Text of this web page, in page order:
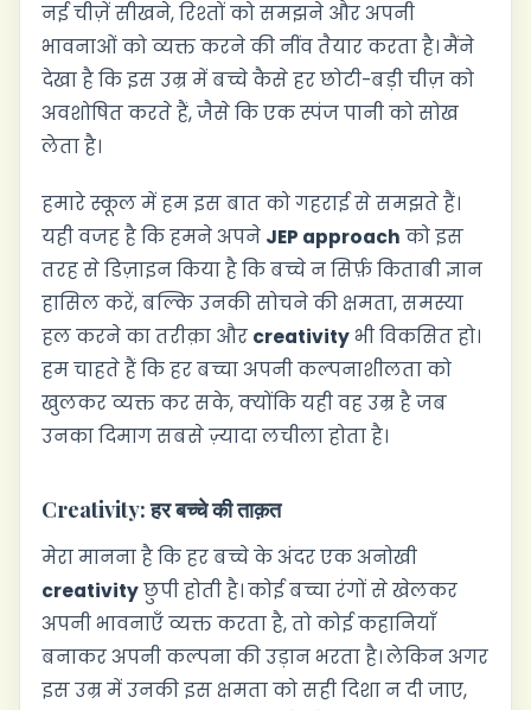
नई चीज़ें सीखने, रिश्तों को समझने और अपनी
भावनाओं को व्यक्त करने की नींव तैयार करता है। मैंने
देखा है कि इस उम्र में बच्चे कैसे हर छोटी-बड़ी चीज़ को
अवशोषित करते हैं, जैसे कि एक स्पंज पानी को सोख
लेता है।
हमारे स्कूल में हम इस बात को गहराई से समझते हैं।
यही वजह है कि हमने अपने JEP approach को इस
तरह से डिज़ाइन किया है कि बच्चे न सिर्फ़ किताबी ज्ञान
हासिल करें, बल्कि उनकी सोचने की क्षमता, समस्या
हल करने का तरीक़ा और creativityभी विकसित हो।
हम चाहते हैं कि हर बच्चा अपनी कल्पनाशीलता को
खुलकर व्यक्त कर सके, क्योंकि यही वह उम्र है जब
उनका दिमाग सबसे ज़्यादा लचीला होता है।
Creativity: हर बच्चे की ताक़त
मेरा मानना है कि हर बच्चे के अंदर एक अनोखी
creativityछुपी होती है। कोई बच्चा रंगों से खेलकर
अपनी भावनाएँ व्यक्त करता है, तो कोई कहानियाँ
बनाकर अपनी कल्पना की उड़ान भरता है। लेकिन अगर
इस उम्र में उनकी इस क्षमता को सही दिशा न दी जाए,